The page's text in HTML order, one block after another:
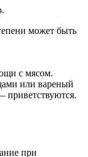
может быть
с мясом.
или вареный
при